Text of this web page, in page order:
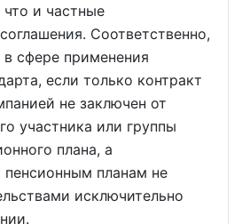
и частные
Соответственно,
сфере применения
если только контракт
не заключен от
участника или группы
плана, а
пенсионным планам не
исключительно